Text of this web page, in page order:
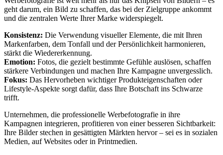
geht darum, ein Bild zu schaffen, das bei der Zielgruppe ankommt
und die zentralen Werte Ihrer Marke widerspiegelt.
Konsistenz: Die Verwendung visueller Elemente, die mit Ihren
Markenfarben, dem Tonfall und der Persönlichkeit harmonieren,
stärkt die Wiedererkennung.
Emotion: Fotos, die gezielt bestimmte Gefühle auslösen, schaffen
stärkere Verbindungen und machen Ihre Kampagne unvergesslich.
Fokus: Das Hervorheben wichtiger Produkteigenschaften oder
Lifestyle-Aspekte sorgt dafür, dass Ihre Botschaft ins Schwarze
trifft.
Unternehmen, die professionelle Werbefotografie in ihre
Kampagnen integrieren, profitieren von einer besseren Sichtbarkeit:
Ihre Bilder stechen in gesättigten Märkten hervor – sei es in sozialen
Medien, auf Websites oder in Printmedien.